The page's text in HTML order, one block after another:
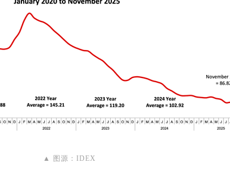
▲ 图源：IDEX